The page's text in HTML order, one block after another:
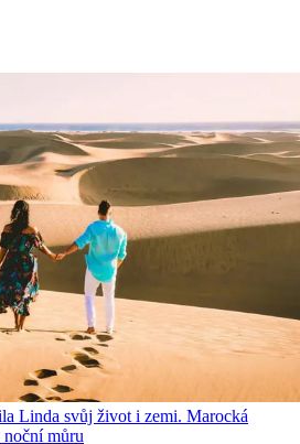
Linda svůj život i zemi. Marocká
noční můru